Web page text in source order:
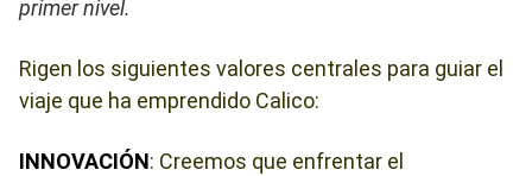
primer nivel.
Rigen los siguientes valores centrales para guiar el
viaje que ha emprendido Calico:
INNOVACIÓN: Creemos que enfrentar el